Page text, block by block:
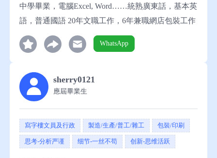
中學畢業，電腦Excel, Word……統熟廣東話，基本英
語，普通國語 20年文職工作，6年兼職網店包裝工作
WhatsApp
sherry0121
應屆畢業生
寫字樓文員及行政 製造/生產/普工/雜工 包裝/印刷
思考-分析严谨 细节-一丝不苟 创新-思维活跃